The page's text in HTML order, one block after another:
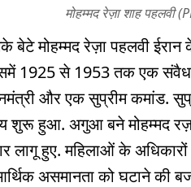
मोहम्मद रेज़ा शाह पहलवी
बेटे मोहम्मद रेज़ा पहलवी
1925 से 1953 तक एक
और एक सुप्रीम कमांड.
शुरू हुआ. अगुआ बने मोहम्मद
लागू हुए. महिलाओं के
असमानता को घटाने की